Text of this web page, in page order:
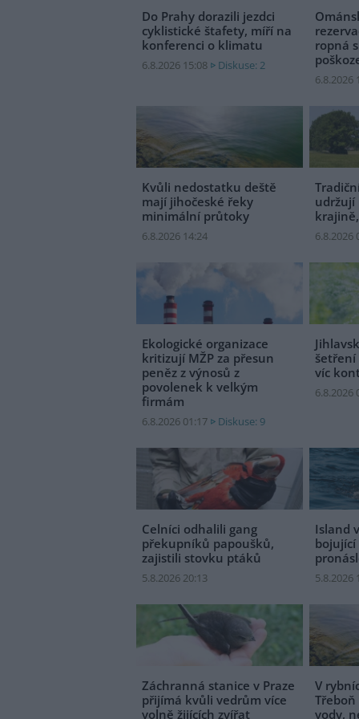
Do Prahy dorazili jezdci
cyklistické štafety, míří na
konferenci o klimatu
6.8.2026 15:08 Diskuse: 2
ropná
6.8.2026
Kvůli nedostatku deště
mají jihočeské řeky
minimální průtoky
6.8.2026 14:24
udržují
6.8.2026
Ekologické organizace
kritizují MŽP za přesun
peněz z výnosů z
povolenek k velkým
firmám
6.8.2026 01:17 Diskuse: 9
šetření
víc
6.8.2026
Celníci odhalili gang
překupníků papoušků,
zajistili stovku ptáků
5.8.2026 20:13
Island
5.8.2026
Záchranná stanice v Praze
přijímá kvůli vedrům více
volně žijících zvířat
V
vody,